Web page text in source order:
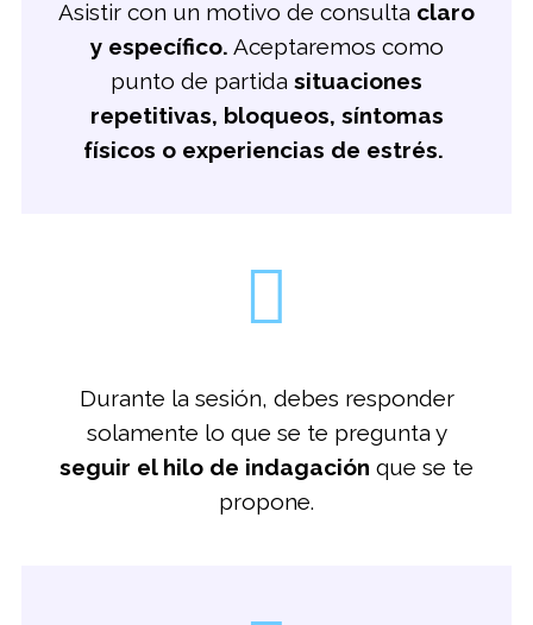
Asistir con un motivo de consulta claro
y específico. Aceptaremos como
punto de partida situaciones
repetitivas, bloqueos, síntomas
físicos o experiencias de estrés.
Durante la sesión, debes responder
solamente lo que se te pregunta y
seguir el hilo de indagación que se te
propone.